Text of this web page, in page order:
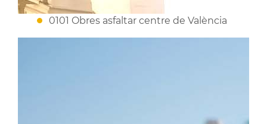
0101 Obres asfaltar centre de València